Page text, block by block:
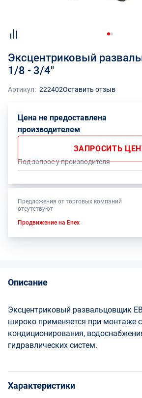
Эксцентриковый
1/8 - 3/4"
Артикул: 222402Оставить отзыв
Цена не предоставлена
производителем
ЗАПРОСИТЬ
Под запрос у производителя
Предложения от торговых компаний
отсутствуют
Продвижение на Enex
Описание
Эксцентриковый развальцовщик
широко применяется при монтаже
кондиционирования,
гидравлических систем.
Характеристики